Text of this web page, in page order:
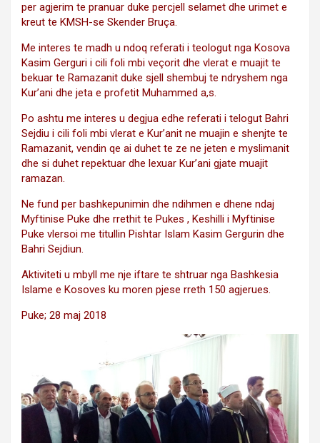
per agjerim te pranuar duke percjell selamet dhe urimet e
kreut te KMSH-se Skender Bruça.
Me interes te madh u ndoq referati i teologut nga Kosova
Kasim Gerguri i cili foli mbi veçorit dhe vlerat e muajit te
bekuar te Ramazanit duke sjell shembuj te ndryshem nga
Kur’ani dhe jeta e profetit Muhammed a,s.
Po ashtu me interes u degjua edhe referati i telogut Bahri
Sejdiu i cili foli mbi vlerat e Kur’anit ne muajin e shenjte te
Ramazanit, vendin qe ai duhet te ze ne jeten e myslimanit
dhe si duhet repektuar dhe lexuar Kur’ani gjate muajit
ramazan.
Ne fund per bashkepunimin dhe ndihmen e dhene ndaj
Myftinise Puke dhe rrethit te Pukes , Keshilli i Myftinise
Puke vlersoi me titullin Pishtar Islam Kasim Gergurin dhe
Bahri Sejdiun.
Aktiviteti u mbyll me nje iftare te shtruar nga Bashkesia
Islame e Kosoves ku moren pjese rreth 150 agjerues.
Puke; 28 maj 2018